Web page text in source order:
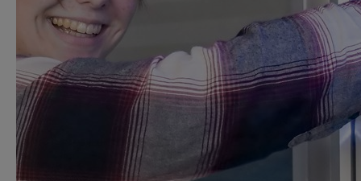
Met dit diploma op zak ben je klaar voor een
uitdagende leidinggevende rol in de
dierverzorging. Misschien ga jij een
trimsalon of dierenspeciaalzaak runnen of je
begint een eigen bedrijf. Doorstuderen na je
opleiding kan uiteraard ook!